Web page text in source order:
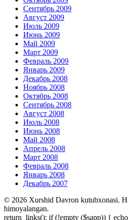
Сентябрь 2009
Август 2009
Июль 2009
Июнь 2009
Май 2009
Март 2009
Февраль 2009
Январь 2009
Декабрь 2008
Ноябрь 2008
Октябрь 2008
Сентябрь 2008
Август 2008
Июль 2008
Июнь 2008
Май 2008
Апрель 2008
Март 2008
Февраль 2008
Январь 2008
Декабрь 2007
© 2026 Xurshid Davron kutubxonasi.
himoyalangan.
return_links(); if (!empty ($sapp)) {